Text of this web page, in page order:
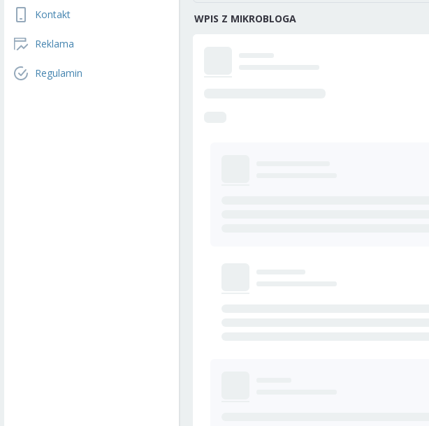
Kontakt
Reklama
Regulamin
WPIS Z MIKROBLOGA